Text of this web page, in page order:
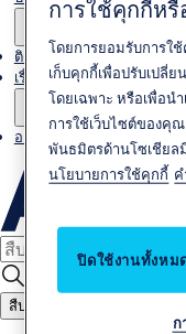
ติดต่อเรา
เรื่องราวของเรา
อาชีพ
สืบหา
การใช้คุกกี้หรื
โดยการยอมรับการใ
เก็บคุกกี้เพื่อปรับเปลี่
โดยเฉพาะ หรือเพื่อน
การใช้เว็บไซต์ของคุ
พันธมิตรด้านโซเชียล
นโยบายการใช้คุกกี้
ปิดใช้งานทั้งหม
ก